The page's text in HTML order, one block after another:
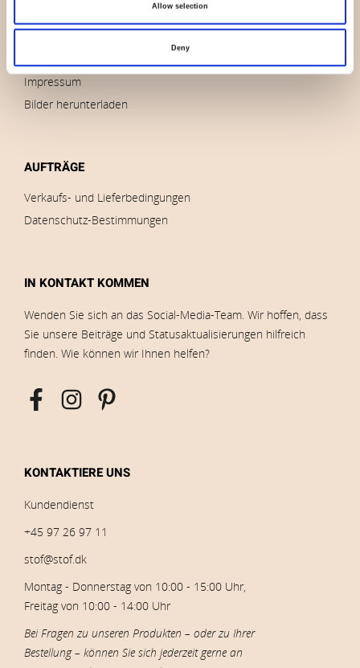
Allow selection
Deny
Impressum
Bilder herunterladen
AUFTRÄGE
Verkaufs- und Lieferbedingungen
Datenschutz-Bestimmungen
IN KONTAKT KOMMEN
Wenden Sie sich an das Social-Media-Team. Wir hoffen, dass
Sie unsere Beiträge und Statusaktualisierungen hilfreich
finden. Wie können wir Ihnen helfen?
KONTAKTIERE UNS
Kundendienst
+45 97 26 97 11
stof@stof.dk
Montag - Donnerstag von 10:00 - 15:00 Uhr,
Freitag von 10:00 - 14:00 Uhr
Bei Fragen zu unseren Produkten – oder zu Ihrer
Bestellung – können Sie sich jederzeit gerne an